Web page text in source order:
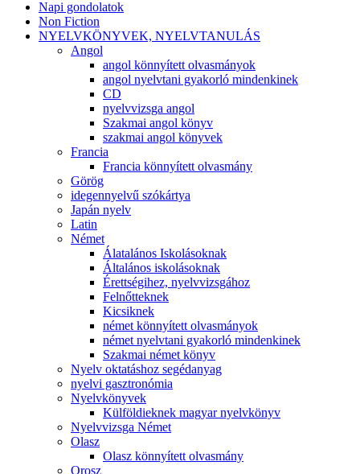
Napi gondolatok
Non Fiction
NYELVKÖNYVEK, NYELVTANULÁS
Angol
angol könnyített olvasmányok
angol nyelvtani gyakorló mindenkinek
CD
nyelvvizsga angol
Szakmai angol könyv
szakmai angol könyvek
Francia
Francia könnyített olvasmány
Görög
idegennyelvű szókártya
Japán nyelv
Latin
Német
Álatalános Iskolásoknak
Általános iskolásoknak
Érettségihez, nyelvvizsgához
Felnőtteknek
Kicsiknek
német könnyített olvasmányok
német nyelvtani gyakorló mindenkinek
Szakmai német könyv
Nyelv oktatáshoz segédanyag
nyelvi gasztronómia
Nyelvkönyvek
Külföldieknek magyar nyelvkönyv
Nyelvvizsga Német
Olasz
Olasz könnyített olvasmány
Orosz